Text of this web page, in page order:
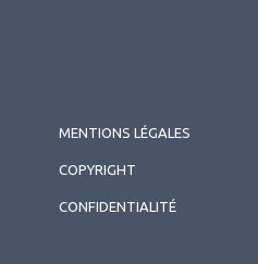
MENTIONS LÉGALES
COPYRIGHT
CONFIDENTIALITÉ